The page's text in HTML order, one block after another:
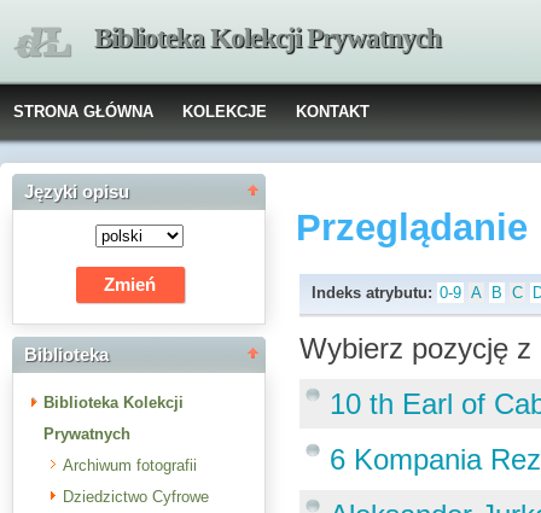
Biblioteka Kolekcji Prywatnych
STRONA GŁÓWNA KOLEKCJE KONTAKT
Języki opisu
Biblioteka
Biblioteka Kolekcji
Prywatnych
Archiwum fotografii
Dziedzictwo Cyfrowe
Indeks atrybutu: 0-9 A B C
Wybierz pozycję
10 th Earl of
6 Kompania